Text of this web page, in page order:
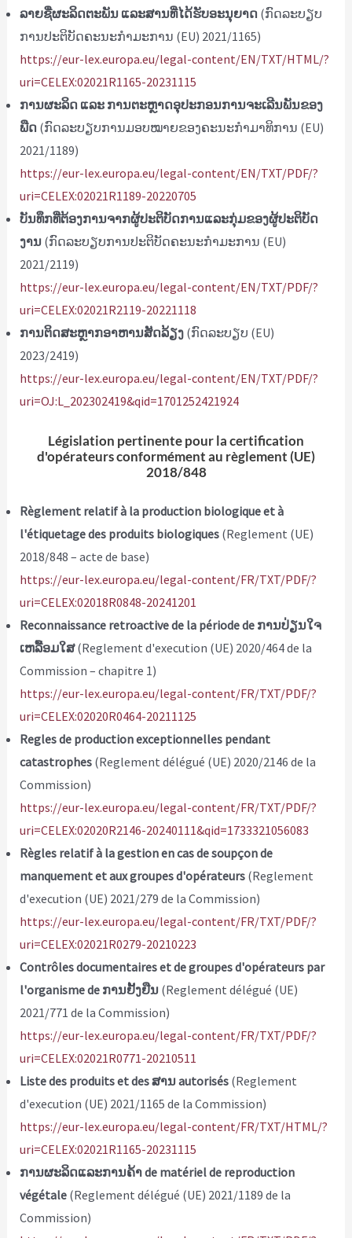
ລາຍຊື່ຜະລິດຕະພັນ ແລະສານທີ່ໄດ້ຮັບອະນຸຍາດ (ກົດລະບຽບ
ການປະຕິບັດຄະນະກໍາມະການ (EU) 2021/1165)
https://eur-lex.europa.eu/legal-content/EN/TXT/HTML/?
uri=CELEX:02021R1165-20231115
ການຜະລິດ ແລະ ການຕະຫຼາດອຸປະກອນການຈະເລີນພັນຂອງ
ພືດ (ກົດລະບຽບການມອບໝາຍຂອງຄະນະກຳມາທິການ (EU)
2021/1189)
https://eur-lex.europa.eu/legal-content/EN/TXT/PDF/?
uri=CELEX:02021R1189-20220705
ບັນທຶກທີ່ຕ້ອງການຈາກຜູ້ປະຕິບັດການແລະກຸ່ມຂອງຜູ້ປະຕິບັດ
ງານ(ກົດລະບຽບການປະຕິບັດຄະນະກໍາມະການ (EU)
2021/2119)
https://eur-lex.europa.eu/legal-content/EN/TXT/PDF/?
uri=CELEX:02021R2119-20221118
ການຕິດສະຫຼາກອາຫານສັດລ້ຽງ (ກົດລະບຽບ (EU)
2023/2419)
https://eur-lex.europa.eu/legal-content/EN/TXT/PDF/?
uri=OJ:L_202302419&qid=1701252421924
Législation pertinente pour la certification
d'opérateurs conformément au règlement (UE)
2018/848
Règlement relatif à la production biologique et à
l'étiquetage des produits biologiques(Reglement (UE)
2018/848 – acte de base)
https://eur-lex.europa.eu/legal-content/FR/TXT/PDF/?
uri=CELEX:02018R0848-20241201
Reconnaissance retroactive de la période de ການປ່ຽນໃຈ
ເຫລື້ອມໃສ(Reglement d'execution (UE) 2020/464 de la
Commission – chapitre 1)
https://eur-lex.europa.eu/legal-content/FR/TXT/PDF/?
uri=CELEX:02020R0464-20211125
Regles de production exceptionnelles pendant
catastrophes(Reglement délégué (UE) 2020/2146 de la
Commission)
https://eur-lex.europa.eu/legal-content/FR/TXT/PDF/?
uri=CELEX:02020R2146-20240111&qid=1733321056083
Règles relatif à la gestion en cas de soupçon de
manquement et aux groupes d'opérateurs(Reglement
d'execution (UE) 2021/279 de la Commission)
https://eur-lex.europa.eu/legal-content/FR/TXT/PDF/?
uri=CELEX:02021R0279-20210223
Contrôles documentaires et de groupes d'opérateurs par
l'organisme de ການຢັ້ງຢືນ (Reglement délégué (UE)
2021/771 de la Commission)
https://eur-lex.europa.eu/legal-content/FR/TXT/PDF/?
uri=CELEX:02021R0771-20210511
Liste des produits et des ສານ autorisés(Reglement
d'execution (UE) 2021/1165 de la Commission)
https://eur-lex.europa.eu/legal-content/FR/TXT/HTML/?
uri=CELEX:02021R1165-20231115
ການຜະລິດແລະການຄ້າ de matériel de reproduction
végétale (Reglement délégué (UE) 2021/1189 de la
Commission)